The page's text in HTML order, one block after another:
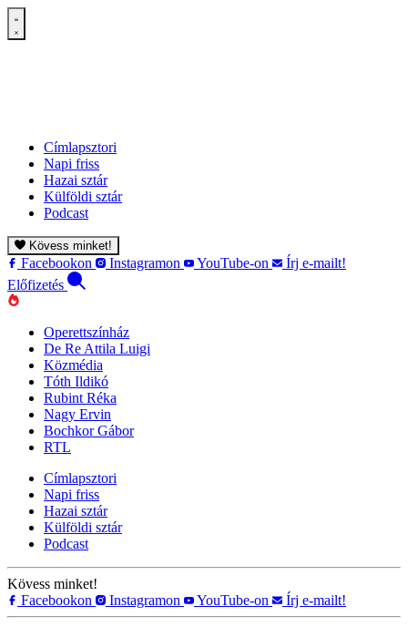
Címlapsztori
Napi friss
Hazai sztár
Külföldi sztár
Podcast
Kövess minket!
Facebookon Instagramon YouTube-on
Írj e-mailt!
Előfizetés
Operettszínház
De Re Attila Luigi
Közmédia
Tóth Ildikó
Rubint Réka
Nagy Ervin
Bochkor Gábor
RTL
Címlapsztori
Napi friss
Hazai sztár
Külföldi sztár
Podcast
Kövess minket!
Facebookon
Instagramon YouTube-on Írj e-mailt!